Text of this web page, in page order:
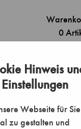
Hinweis
Einstellungen
Webseite für Sie
zu gestalten und
0